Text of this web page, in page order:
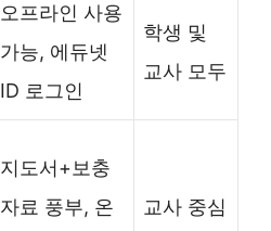
오프라인 사용
가능, 에듀넷
ID 로그인
학생 및
교사 모두
지도서+보충
자료 풍부, 온
교사 중심